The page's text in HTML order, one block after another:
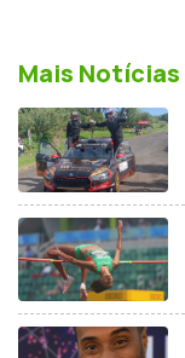
Mais Notícias